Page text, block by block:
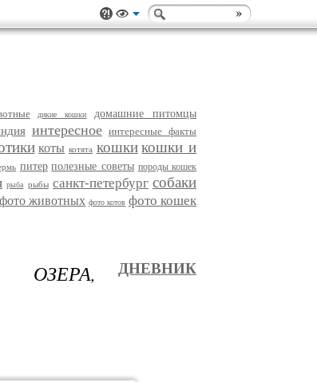
дикие кошки домашние питомцы
интересное интересные факты
коты котята кошки кошки и
питер полезные советы породы кошек
рыба рыбы санкт-петербург собаки
фото животных фото котов фото кошек
ОЗЕРА,
ДНЕВНИК